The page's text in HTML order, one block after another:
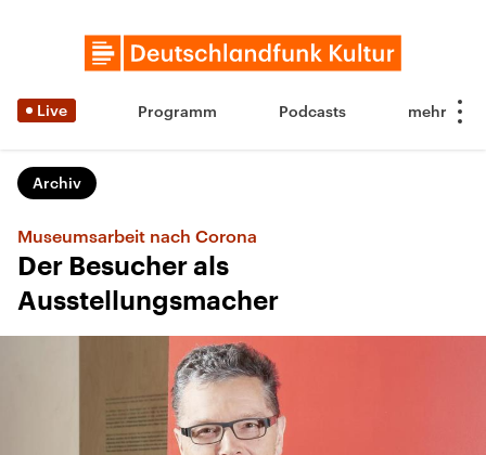
Live Programm Podcasts
Archiv
Museumsarbeit nach Corona
Der Besucher als
Ausstellungsmacher